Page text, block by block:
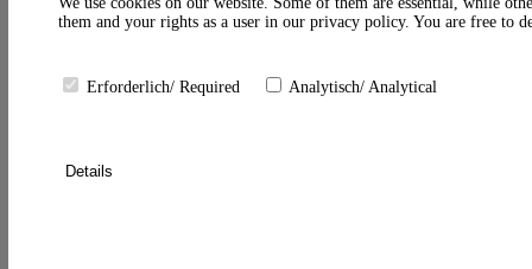
Suche schließen
them and your rights as a user in our privacy policy. You are free to
Erforderlich/ Required Analytisch/ Analytical
Details